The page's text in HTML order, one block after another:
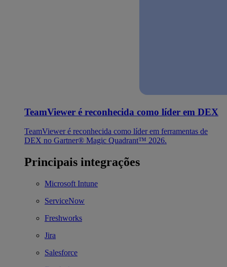
TeamViewer é reconhecida como líder em DEX
TeamViewer é reconhecida como líder em ferramentas de
DEX no Gartner® Magic Quadrant™ 2026.
Principais integrações
Microsoft Intune
ServiceNow
Freshworks
Jira
Salesforce